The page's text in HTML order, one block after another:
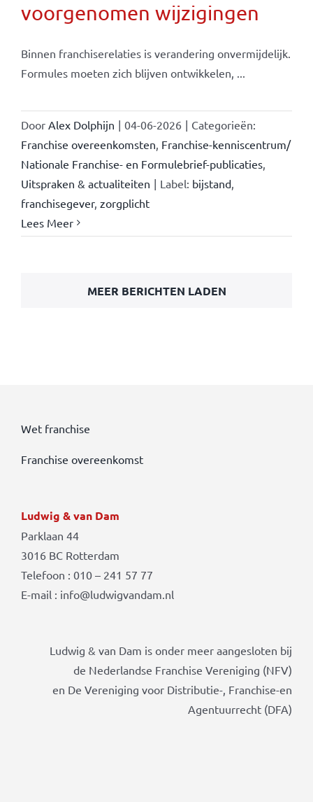
voorgenomen wijzigingen
Binnen franchiserelaties is verandering onvermijdelijk.
Formules moeten zich blijven ontwikkelen, ...
Door Alex Dolphijn | 04-06-2026 | Categorieën:
Franchise overeenkomsten, Franchise-kenniscentrum/
Nationale Franchise- en Formulebrief-publicaties,
Uitspraken & actualiteiten | Label: bijstand,
franchisegever, zorgplicht
Lees Meer
MEER BERICHTEN LADEN
Wet franchise
Franchise overeenkomst
Ludwig & van Dam
Parklaan 44
3016 BC Rotterdam
Telefoon : 010 – 241 57 77
E-mail : info@ludwigvandam.nl
Ludwig & van Dam is onder meer aangesloten bij
de Nederlandse Franchise Vereniging (NFV)
en De Vereniging voor Distributie-, Franchise-en
Agentuurrecht (DFA)